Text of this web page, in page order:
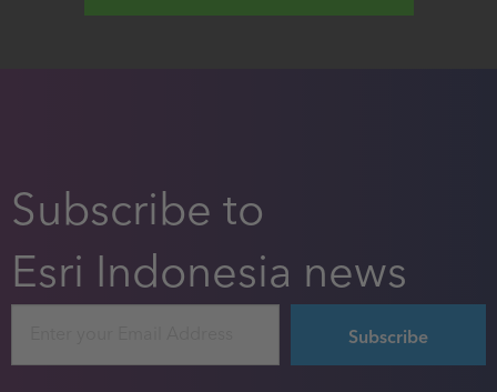
Subscribe to
Esri Indonesia news